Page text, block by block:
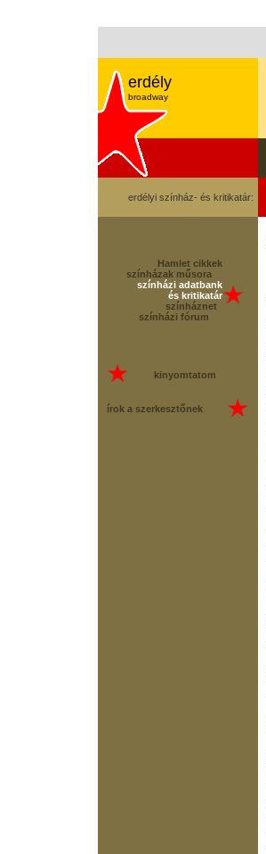
erdély
broadway
erdélyi színház- és kritikatár:
Hamlet cikkek
színházak műsora
színházi adatbank
és kritikatár
színháznet
színházi fórum
kinyomtatom
írok a szerkesztőnek